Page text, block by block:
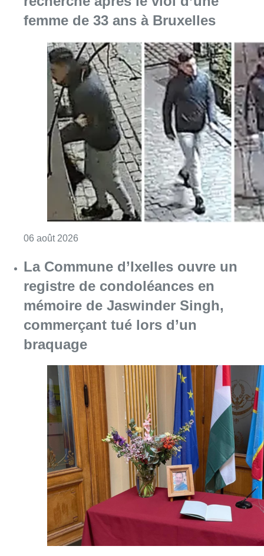
femme de 33 ans à Bruxelles
06 août 2026
La Commune d’Ixelles ouvre un
registre de condoléances en
mémoire de Jaswinder Singh,
commerçant tué lors d’un
braquage